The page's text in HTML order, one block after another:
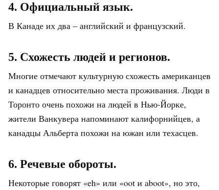
4. Официальный язык.
В Канаде их два – английский и французский.
5. Схожесть людей и регионов.
Многие отмечают культурную схожесть американцев
и канадцев относительно места проживания. Люди в
Торонто очень похожи на людей в Нью-Йорке,
жители Ванкувера напоминают калифорнийцев, а
канадцы Альберта похожи на южан или техасцев.
6. Речевые обороты.
Некоторые говорят «eh» или «oot и aboot», но это,